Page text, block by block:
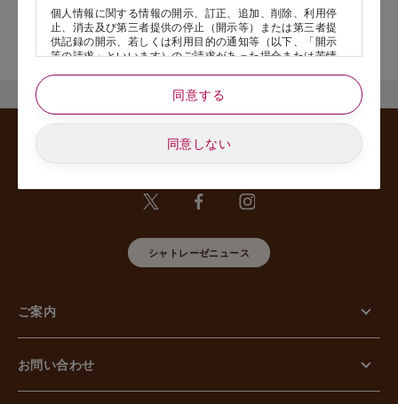
個人情報に関する情報の開示、訂正、追加、削除、利用停
止、消去及び第三者提供の停止（開示等）または第三者提
供記録の開示、若しくは利用目的の通知等（以下、「開示
等の請求」といいます）のご請求があった場合または苦情
認させていただいたうえで、特別な理由のない限り合理的
な期間と範囲内で対応させていただきます。
5. 個人情報の安全管理のために講じた措置について
当社は外的環境を把握した上で個人情報の安全管理のため
【組織的安全管理措置】
組織体制の整備、個人情報の取扱いに係る規律に従った運
等事案に対応する体制の整備、取扱い状況の把握及び安全
管理措置の見直し等に関して、必要な措置を講じていま
期的な教育等を行っております。また、個人情報の秘密保
個人情報を取り扱う区域の管理、機器及び電子媒体等の盗
難等の防止、電子媒体等を持ち運ぶ場合の漏えい等の防
止、個人情報の削除及び機器、電子媒体等の廃棄に関し
同意する
同意しない
店舗サービスに関するお問い合わせにつきましては、内容欄に『店
舗名』を記載いただけますと幸いです。
シャトレーゼニュース
ご案内
お問い合わせ